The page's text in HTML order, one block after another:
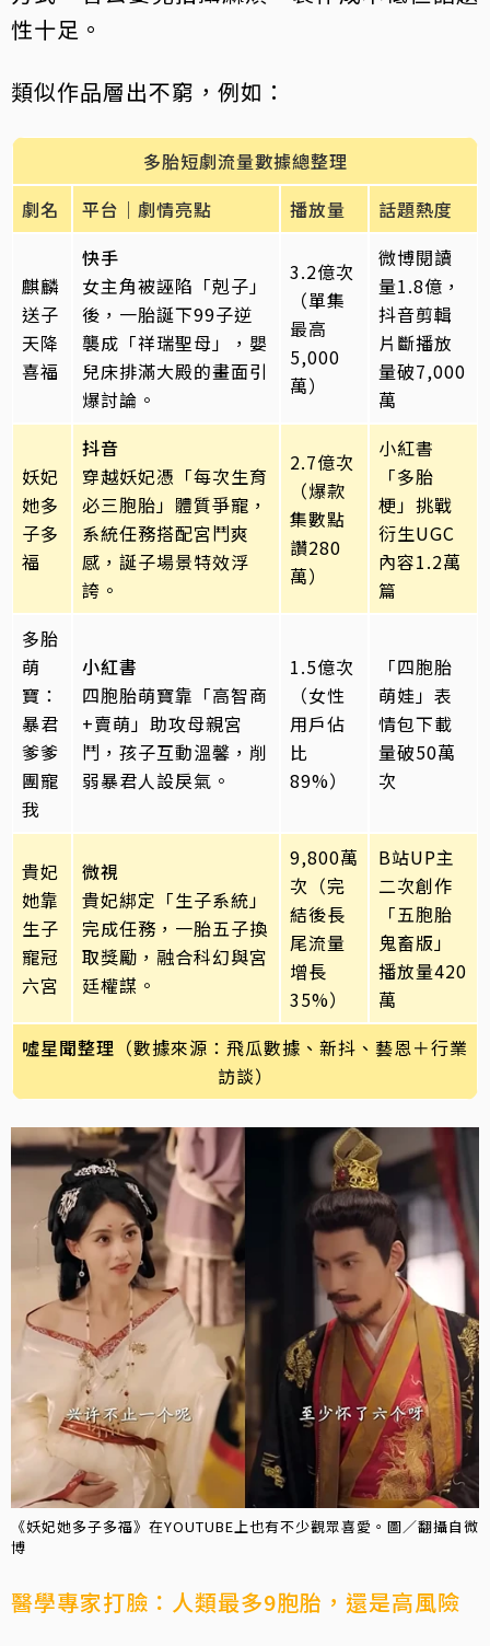
性十足。
類似作品層出不窮，例如：
多胎短劇流量數據總整理
劇名
平台｜劇情亮點 播放量 話題熱度
麒麟
送子
天降
喜福
快手
女主角被誣陷「剋子」
後，一胎誕下99子逆
襲成「祥瑞聖母」，嬰
兒床排滿大殿的畫面引
爆討論。
3.2億次
（單集
最高
5,000
萬）
微博閱讀
量1.8億，
抖音剪輯
片斷播放
量破7,000
萬
妖妃
她多
子多
福
抖音
穿越妖妃憑「每次生育
必三胞胎」體質爭寵，
系統任務搭配宮鬥爽
感，誕子場景特效浮
誇。
2.7億次
（爆款
集數點
讚280
萬）
小紅書
「多胎
梗」挑戰
衍生UGC
內容1.2萬
篇
多胎
萌
寶：
暴君
爹爹
團寵
我
小紅書
四胞胎萌寶靠「高智商
+賣萌」助攻母親宮
鬥，孩子互動溫馨，削
弱暴君人設戾氣。
1.5億次
（女性
用戶佔
比
89%）
「四胞胎
萌娃」表
情包下載
量破50萬
次
貴妃
她靠
生子
寵冠
六宮
微視
貴妃綁定「生子系統」
完成任務，一胎五子換
取獎勵，融合科幻與宮
廷權謀。
9,800萬
次（完
結後長
尾流量
增長
35%）
B站UP主
二次創作
「五胞胎
鬼畜版」
播放量420
萬
噓星聞整理 （數據來源：飛瓜數據、新抖、藝恩＋行業
訪談）
《妖妃她多子多福》在YOUTUBE上也有不少觀眾喜愛。圖／翻攝自微
博
醫學專家打臉：人類最多9胞胎，還是高風險